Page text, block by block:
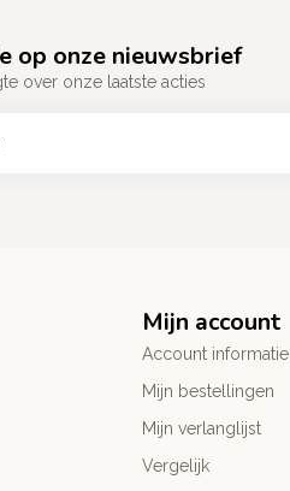
op onze nieuwsbrief
over onze laatste acties
Mijn account
Account informatie
Mijn bestellingen
Mijn verlanglijst
Vergelijk